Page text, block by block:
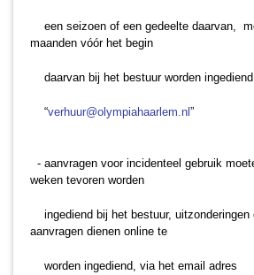
een seizoen of een gedeelte daarvan,
maanden vóór het begin
daarvan bij het bestuur worden
“verhuur@olympiahaarlem.nl ”
- aanvragen voor incidenteel gebruik
weken tevoren worden
ingediend bij het bestuur, uitzonderingen
aanvragen dienen online te
worden ingediend, via het email adres